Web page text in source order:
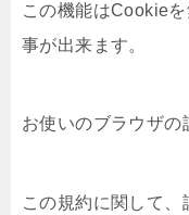
この機能はCookie
事が出来ます。
お使いのブラウザの
この規約に関して、